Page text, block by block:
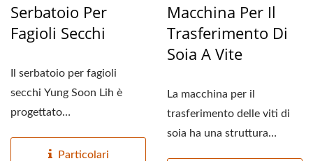
Serbatoio Per
Fagioli Secchi
Il serbatoio per fagioli
secchi Yung Soon Lih è
progettato
un'altezza approssimativa...
Particolari
Macchina Per Il
Trasferimento Di
Soia A Vite
La macchina per il
trasferimento delle viti di
soia ha una struttura